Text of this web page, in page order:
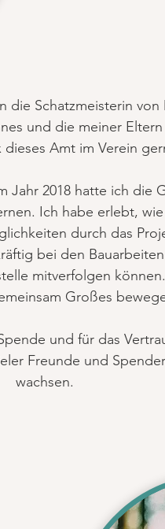
Schatzmeisterin
und die meiner
Amt im Verein
Jahr 2018 hatte ich die
Ich habe erlebt,
durch das
bei den
mitverfolgen
Großes
und für das
Freunde und
wachsen.